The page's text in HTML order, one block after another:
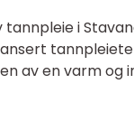
i
av en varm og